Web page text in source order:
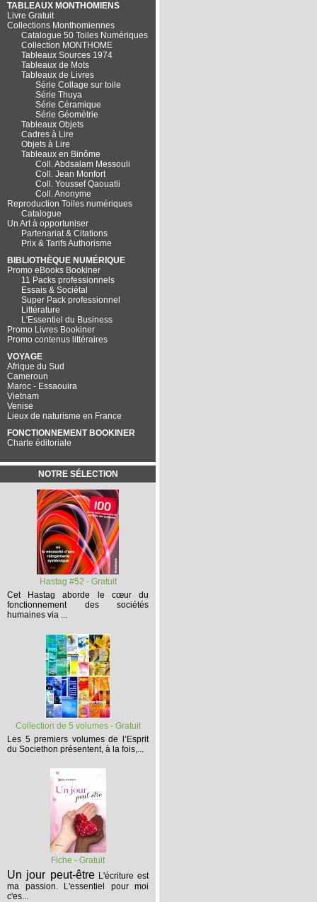
TABLEAUX MONTHOMIENS
Livre Gratuit
Collections Monthomiennes
Catalogue 50 Toiles Numériques
Collection MONTHOME
Tableaux Sources 1974
Tableaux de Mots
Tableaux de Livres
Série Collage sur toile
Série Thuya
Série Céramique
Série Géométrie
Tableaux Objets
Cadres à Lire
Objets à Lire
Tableaux en Binôme
Coll. Abdsalam Messouli
Coll. Jean Monfort
Coll. Youssef Qaouatli
Coll. Anonyme
Reproduction Toiles numériques
Catalogue
Un Art à opportuniser
Partenariat & Citations
Prix & Tarifs Authorisme
BIBLIOTHÈQUE NUMÉRIQUE
Promo eBooks Bookiner
11 Packs professionnels
Essais & Sociétal
Super Pack professionnel
Littérature
L'Essentiel du Business
Promo Livres Bookiner
Promo contenus littéraires
VOYAGE
Afrique du Sud
Cameroun
Maroc - Essaouira
Vietnam
Venise
Lieux de naturisme en France
FONCTIONNEMENT BOOKINER
Charte éditoriale
NOTRE SÉLECTION
Hastag #52 - Gratuit
Cet
Hastag aborde le cœur du
fonctionnement des sociétés
humaines via ...
Collection de 5 volumes - Gratuit
Les 5 premiers volumesde l’Esprit
du Societhon présentent, à la fois,...
Fiche - Gratuit
Un jour peut-être L'écriture est
ma passion. L'essentiel pour moi
c'es...